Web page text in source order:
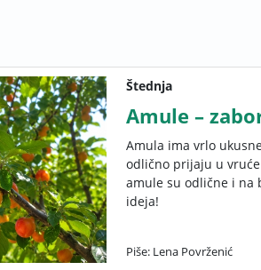
Štednja
Amule –
Amula ima vrlo
odlično prijaju u
amule su odlične i na
ideja!
Piše: Lena Povrženić